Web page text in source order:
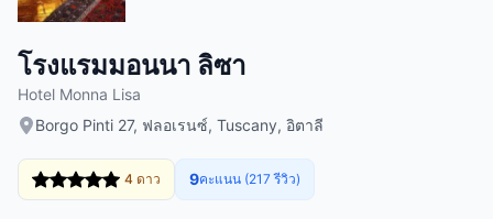
โรงแรมมอนนา ลิซา
Hotel Monna Lisa
Borgo Pinti 27, ฟลอเรนซ์, Tuscany, อิตาลี
4 ดาว 9คะแนน (217 รีวิว)